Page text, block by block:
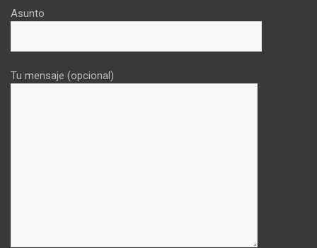
Asunto
Tu mensaje (opcional)